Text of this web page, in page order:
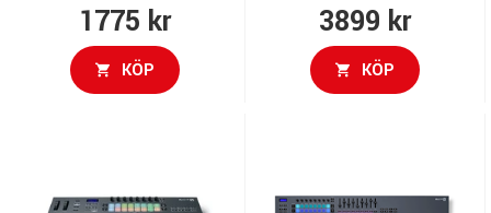
1775 kr
KÖP
3899 kr
KÖP